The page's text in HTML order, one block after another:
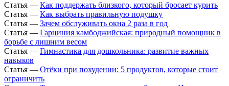
Статья — Как поддержать близкого, который бросает курить
Статья — Как выбрать правильную подушку
Статья — Зачем обслуживать окна 2 раза в год
Статья — Гарциния камбоджийская: природный помощник в
борьбе с лишним весом
Статья — Гимнастика для дошкольника: развитие важных
навыков
Статья — Отёки при похудении: 5 продуктов, которые стоит
ограничить